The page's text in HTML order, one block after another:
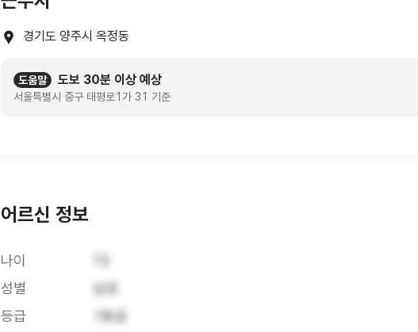
경기도 양주시 옥정동
도움말 도보 30분 이상 예상
서울특별시 중구 태평로1가 31 기준
어르신 정보
나이
성별
남성
등급
1등급